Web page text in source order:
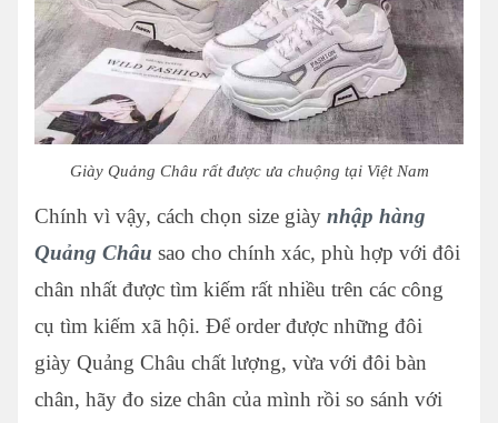
Giày Quảng Châu rất được ưa chuộng tại Việt Nam
Chính vì vậy, cách chọn size giày nhập hàng
Quảng Châu sao cho chính xác, phù hợp với đôi
chân nhất được tìm kiếm rất nhiều trên các công
cụ tìm kiếm xã hội. Để order được những đôi
giày Quảng Châu chất lượng, vừa với đôi bàn
chân, hãy đo size chân của mình rồi so sánh với